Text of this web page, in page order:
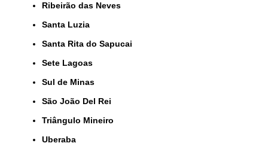
Ribeirão das Neves
Santa Luzia
Santa Rita do Sapucai
Sete Lagoas
Sul de Minas
São João Del Rei
Triângulo Mineiro
Uberaba